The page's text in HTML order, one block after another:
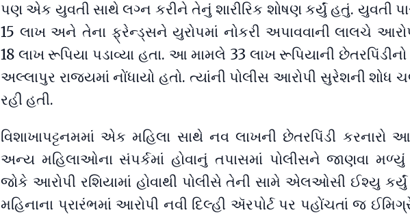
પણ એક યુવતી સાથે લગ્ન કરીને તેનું શારીરિક શોષણ કર્યું હતું. યુવતી
15 લાખ અને તેના ફ્રેન્ડ્સને યુરોપમાં નોકરી અપાવવાની લાલચે
18 લાખ રૂપિયા પડાવ્યા હતા. આ મામલે 33 લાખ રૂપિયાની
અલ્લાપુર રાજ્યમાં નોંધાયો હતો. ત્યાંની પોલીસ આરોપી સુરેશની શોધ
રહી હતી.
વિશાખાપટ્ટનમમાં એક મહિલા સાથે નવ લાખની છેતરપિંડી કરનારો
અન્ય મહિલાઓના સંપર્કમાં હોવાનું તપાસમાં પોલીસને જાણવા
જોકે આરોપી રશિયામાં હોવાથી પોલીસે તેની સામે એલઓસી ઈશ્યુ
મહિનાના પ્રારંભમાં આરોપી નવી દિલ્હી ઍરપોર્ટ પર પહોંચતાં જ